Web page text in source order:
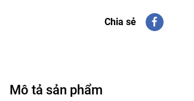
Chia sẻ
Mô tả sản phẩm